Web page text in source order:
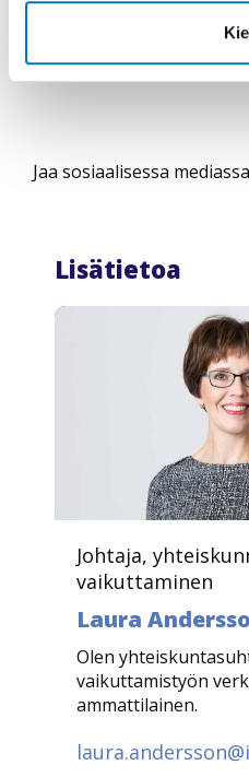
Lisätietoa
Johtaja,
vaikuttaminen
Laura
Olen
vaikuttamistyön
ammattilainen.
Eduskuntavaalit
Jaa sosiaalisessa mediassa